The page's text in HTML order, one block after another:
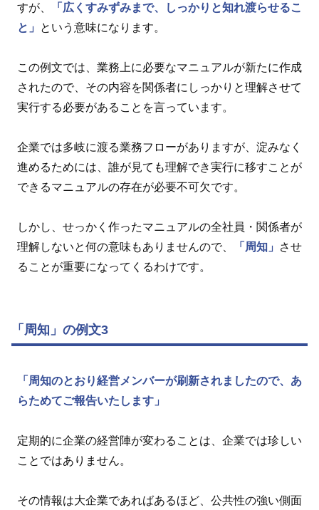
すが、
「広くすみずみまで、しっかりと知れ渡らせるこ
と」
という意味になります。
この例文では、業務上に必要なマニュアルが新たに作成
されたので、その内容を関係者にしっかりと理解させて
実行する必要があることを言っています。
企業では多岐に渡る業務フローがありますが、淀みなく
進めるためには、誰が見ても理解でき実行に移すことが
できるマニュアルの存在が必要不可欠です。
しかし、せっかく作ったマニュアルの全社員・関係者が
理解しないと何の意味もありませんので、
「周知」
させ
ることが重要になってくるわけです。
「周知」の例文3
「周知のとおり経営メンバーが刷新されましたので、あ
らためてご報告いたします」
定期的に企業の経営陣が変わることは、企業では珍しい
ことではありません。
その情報は大企業であればあるほど、公共性の強い側面